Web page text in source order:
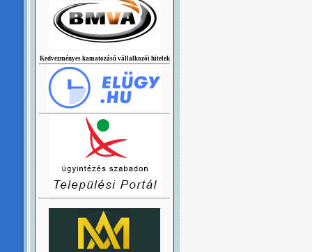
Kedvezményes kamatozású vállalkozói hitelek